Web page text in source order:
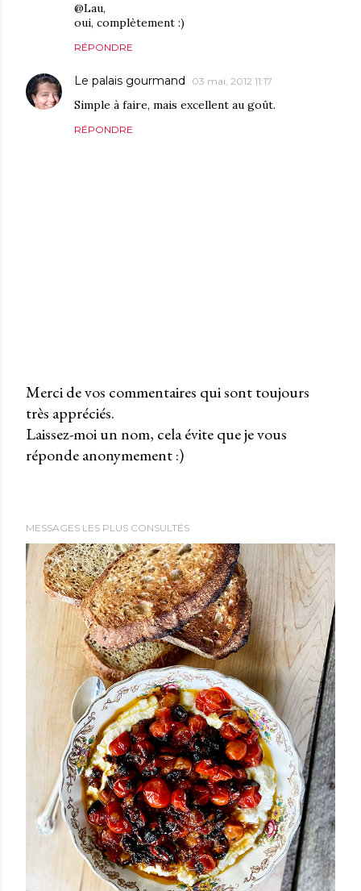
@Lau,
oui, complètement :)
RÉPONDRE
Le palais gourmand 03 mai, 2012 11:17
Simple à faire, mais excellent au goût.
RÉPONDRE
P
u
b
r
u
c
Merci de vos commentaires qui sont toujours
très appréciés.
Laissez-moi un nom, cela évite que je vous
réponde anonymement :)
MESSAGES LES PLUS CONSULTÉS